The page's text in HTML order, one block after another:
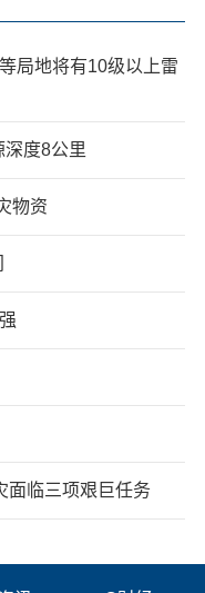
局地将有10级以上雷
深度8公里
物资
面临三项艰巨任务